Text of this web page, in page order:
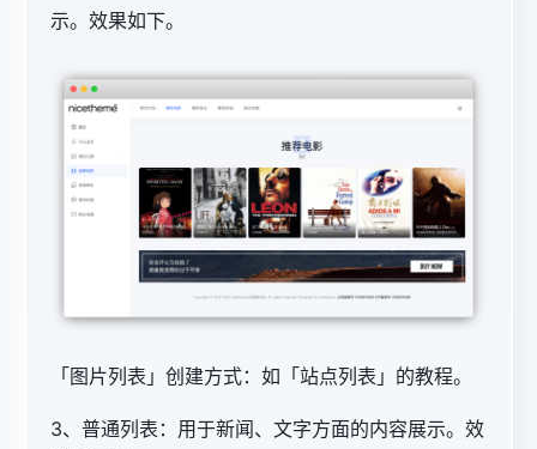
示。效果如下。
「图片列表」创建方式：如「站点列表」的教程。
3、普通列表：用于新闻、文字方面的内容展示。效